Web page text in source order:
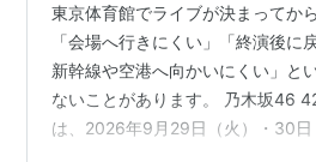
東京体育館でライブが決まってか
「会場へ行きにくい」「終演後に
新幹線や空港へ向かいにくい」と
ないことがあります。 乃木坂46
は、2026年9月29日（火）・30日